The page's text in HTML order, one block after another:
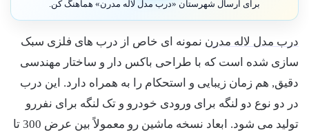
برای ارسال شهرستان «درب مدل لاله مدرن» هماهنگ کن.
درب مدل لاله مدرن نمونه ای خاص از درب های فلزی سبک
سازی شده است که با طراحی باکس دار و ساختار مهندسی
دقیق, هم زمان زیبایی و استحکام را به همراه دارد. این درب
در دو نوع دو لنگه برای ورودی خودرو و تک لنگه برای نفررو
تولید می شود. ابعاد نسخه ماشین رو معمولاً بین عرض 300 تا